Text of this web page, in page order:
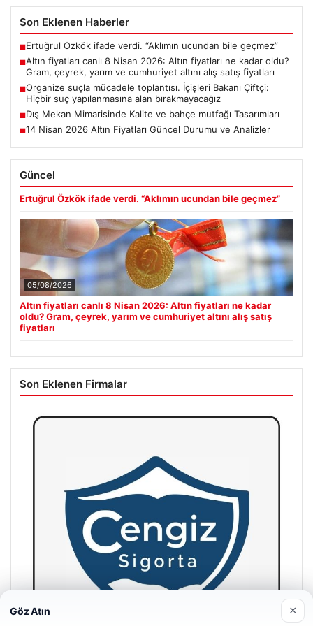
Son Eklenen Haberler
■Ertuğrul Özkök ifade verdi. “Aklımın ucundan bile geçmez”
■Altın fiyatları canlı 8 Nisan 2026: Altın fiyatları ne kadar oldu?
Gram, çeyrek, yarım ve cumhuriyet altını alış satış fiyatları
■Organize suçla mücadele toplantısı. İçişleri Bakanı Çiftçi:
Hiçbir suç yapılanmasına alan bırakmayacağız
■Dış Mekan Mimarisinde Kalite ve bahçe mutfağı Tasarımları
■14 Nisan 2026 Altın Fiyatları Güncel Durumu ve Analizler
Güncel
Ertuğrul Özkök ifade verdi. “Aklımın ucundan bile geçmez”
05/08/2026
Altın fiyatları canlı 8 Nisan 2026: Altın fiyatları ne kadar
oldu? Gram, çeyrek, yarım ve cumhuriyet altını alış satış
fiyatları
Son Eklenen Firmalar
Göz Atın ×